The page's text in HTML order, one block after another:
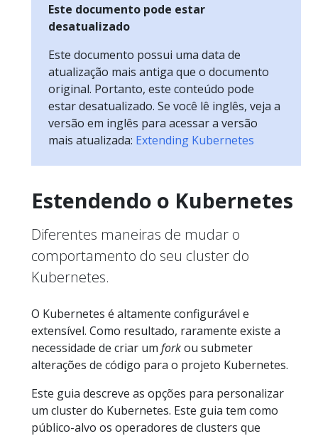
Este documento pode estar
desatualizado
Este documento possui uma data de
atualização mais antiga que o documento
original. Portanto, este conteúdo pode
estar desatualizado. Se você lê inglês, veja a
versão em inglês para acessar a versão
mais atualizada: Extending Kubernetes
Estendendo o Kubernetes
Diferentes maneiras de mudar o
comportamento do seu cluster do
Kubernetes.
O Kubernetes é altamente configurável e
extensível. Como resultado, raramente existe a
necessidade de criar um forkou submeter
alterações de código para o projeto Kubernetes.
Este guia descreve as opções para personalizar
um cluster do Kubernetes. Este guia tem como
público-alvo os operadores de clusters que